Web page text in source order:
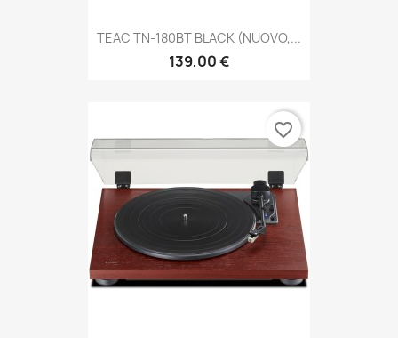
TEAC TN-180BT BLACK (NUOVO,...
139,00 €
favorite_border